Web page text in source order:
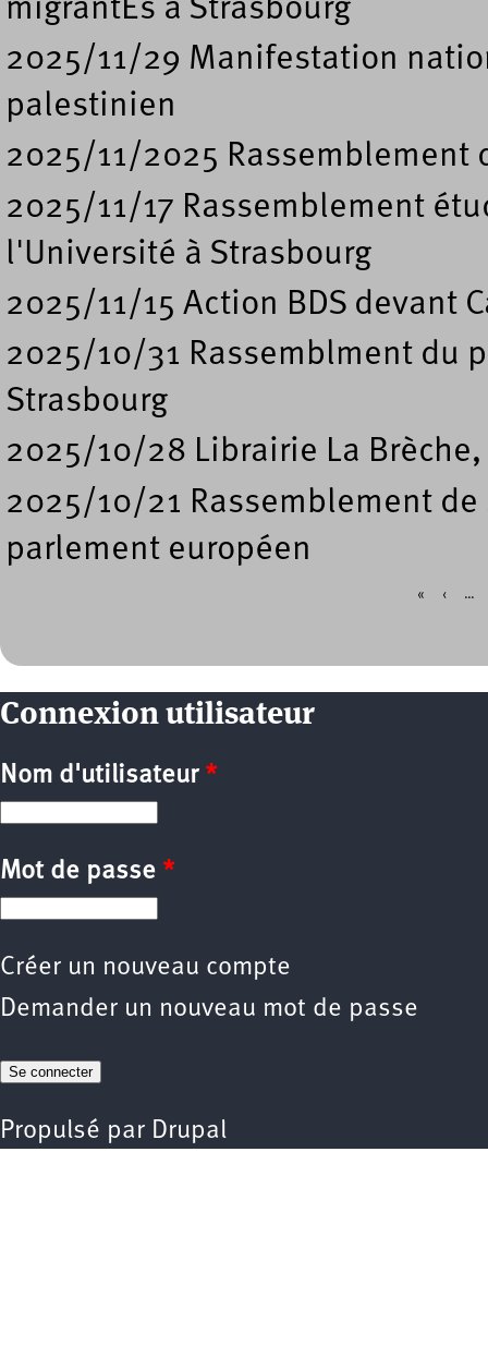
migrantEs à Strasbourg
2025/11/29 Manifestation
palestinien
2025/11/2025 Rassemblement
2025/11/17 Rassemblement
l'Université à Strasbourg
2025/11/15 Action BDS devant
2025/10/31 Rassemblment du
Strasbourg
2025/10/28 Librairie La Brèche,
2025/10/21 Rassemblement
parlement européen
« ‹ …
Connexion utilisateur
Nom d'utilisateur *
Mot de passe *
Créer un nouveau compte
Demander un nouveau mot de passe
Propulsé par Drupal